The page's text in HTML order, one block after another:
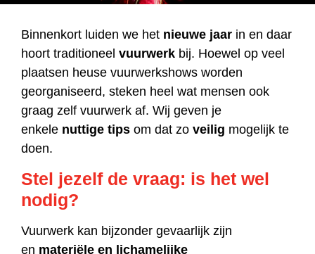
Binnenkort luiden we het nieuwe jaar in en daar
hoort traditioneel vuurwerk bij. Hoewel op veel
plaatsen heuse vuurwerkshows worden
georganiseerd, steken heel wat mensen ook
graag zelf vuurwerk af. Wij geven je
enkele nuttige tips om dat zo veilig mogelijk te
doen.
Stel jezelf de vraag: is het wel
nodig?
Vuurwerk kan bijzonder gevaarlijk zijn
en materiële en lichamelijke